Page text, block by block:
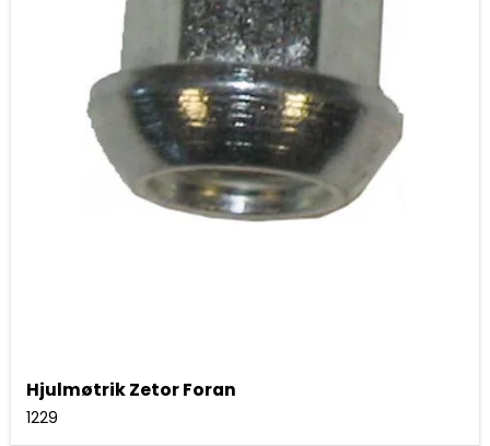
Hjulmøtrik Zetor Foran
1229